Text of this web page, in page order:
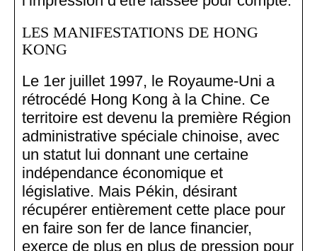
LES MANIFESTATIONS DE HONG
KONG
Le 1er juillet 1997, le Royaume-Uni a
rétrocédé Hong Kong à la Chine. Ce
territoire est devenu la première Région
administrative spéciale chinoise, avec
un statut lui donnant une certaine
indépendance économique et
législative. Mais Pékin, désirant
récupérer entièrement cette place pour
en faire son fer de lance financier,
exerce de plus en plus de pression pour